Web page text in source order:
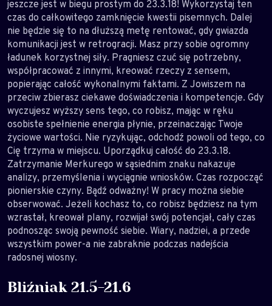
jeszcze jest w biegu prostym do 23.3.18! Wykorzystaj ten
czas do całkowitego zamknięcie kwestii pisemnych. Dalej
nie będzie się to na dłuższą metę rentować, gdy gwiazda
komunikacji jest w retrogracji. Masz przy sobie ogromny
ładunek korzystnej siły. Pragniesz czuć się potrzebny,
współpracować z innymi, kreować rzeczy z sensem,
popierając całość wykonalnymi faktami. Z Jowiszem na
przeciw zbierasz ciekawe doświadczenia i kompetencje. Gdy
wyczujesz wyższy sens tego, co robisz, mając w ręku
osobiste spełnienie energia płynie, przeinaczając Twoje
życiowe wartości. Nie ryzykując, odchodź powoli od tego, co
Cię trzyma w miejscu. Uporządkuj całość do 23.3.18.
Zatrzymanie Merkurego w sąsiednim znaku nakazuje
analizy, przemyślenia i wyciągnie wniosków. Czas rozpocząć
pionierskie czyny. Bądź odważny! W pracy można siebie
obserwować. Jeżeli kochasz to, co robisz będziesz na tym
wzrastał, kreował plany, rozwijał swój potencjał, cały czas
podnosząc swoją pewność siebie. Wiary, nadziei, a przede
wszystkim power-a nie zabraknie podczas nadejścia
radosnej wiosny.
Bliźniak 21.5-21.6